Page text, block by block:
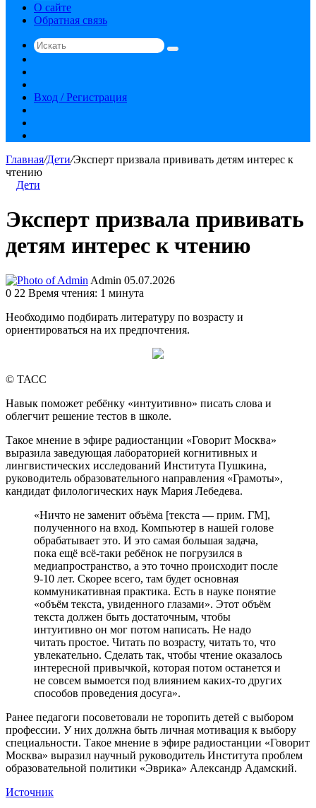
О сайте
Обратная связь
Искать
статья
Вход / Регистрация
Главная/Дети/Эксперт призвала прививать детям интерес к
чтению
Дети
Эксперт призвала прививать
детям интерес к чтению
Admin Send
an
05.07.2026
0 22 Время чтения: 1 минута
Необходимо подбирать литературу по возрасту и
ориентироваться на их предпочтения.
© ТАСС
Навык поможет ребёнку «интуитивно» писать слова и
облегчит решение тестов в школе.
Такое мнение в эфире радиостанции «Говорит Москва»
выразила заведующая лабораторией когнитивных и
лингвистических исследований Института Пушкина,
руководитель образовательного направления «Грамоты»,
кандидат филологических наук Мария Лебедева.
«Ничто не заменит объёма [текста — прим. ГМ],
полученного на вход. Компьютер в нашей голове
обрабатывает это. И это самая большая задача,
пока ещё всё-таки ребёнок не погрузился в
медиапространство, а это точно происходит после
9-10 лет. Скорее всего, там будет основная
коммуникативная практика. Есть в науке понятие
«объём текста, увиденного глазами». Этот объём
текста должен быть достаточным, чтобы
интуитивно он мог потом написать. Не надо
читать простое. Читать по возрасту, читать то, что
увлекательно. Сделать так, чтобы чтение оказалось
интересной привычкой, которая потом останется и
не совсем вымоется под влиянием каких-то других
способов проведения досуга».
Ранее педагоги посоветовали не торопить детей с выбором
профессии. У них должна быть личная мотивация к выбору
специальности. Такое мнение в эфире радиостанции «Говорит
Москва» выразил научный руководитель Института проблем
образовательной политики «Эврика» Александр Адамский.
Источник